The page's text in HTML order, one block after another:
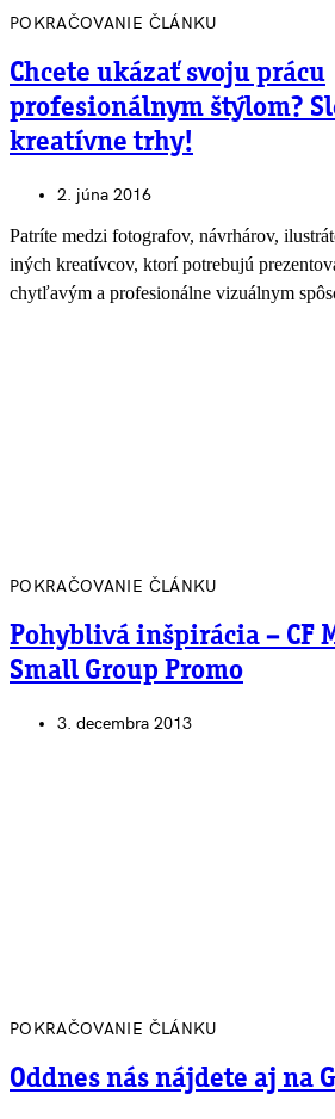
POKRAČOVANIE ČLÁNKU
Chcete ukázať svoju prácu
profesionálnym štýlom?
kreatívne trhy!
2. júna 2016
Patríte medzi fotografov, návrhárov,
iných kreatívcov, ktorí potrebujú
chytľavým a profesionálne vizuálnym
POKRAČOVANIE ČLÁNKU
Pohyblivá inšpirácia – CF
Small Group Promo
3. decembra 2013
POKRAČOVANIE ČLÁNKU
Oddnes nás nájdete aj na